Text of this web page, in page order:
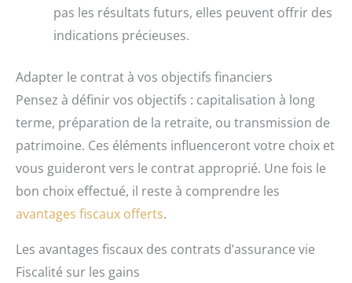
pas les résultats futurs, elles peuvent offrir des
indications précieuses.
Adapter le contrat à vos objectifs financiers
Pensez à définir vos objectifs : capitalisation à long
terme, préparation de la retraite, ou transmission de
patrimoine. Ces éléments influenceront votre choix et
vous guideront vers le contrat approprié. Une fois le
bon choix effectué, il reste à comprendre les
avantages fiscaux offerts.
Les avantages fiscaux des contrats d’assurance vie
Fiscalité sur les gains